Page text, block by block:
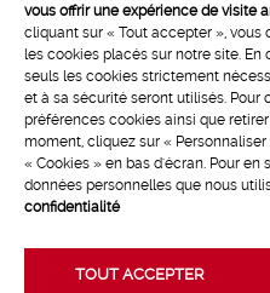
vous offrir une expérience de visite
cliquant sur « Tout accepter »,
les cookies placés sur notre site. En
seuls les cookies strictement
et à sa sécurité seront utilisés. Pour
préférences cookies ainsi que
moment, cliquez sur «
« Cookies » en bas d'écran. Pour
données personnelles que nous
confidentialité
TOUT ACCEPTER